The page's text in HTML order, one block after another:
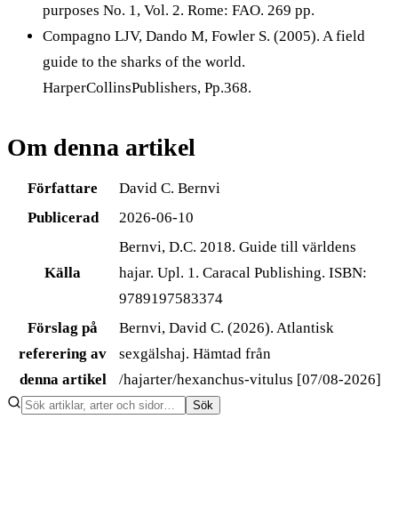
purposes No. 1, Vol. 2. Rome: FAO. 269 pp.
Compagno LJV, Dando M, Fowler S. (2005). A field
guide to the sharks of the world.
HarperCollinsPublishers, Pp.368.
Om denna artikel
Författare
David C. Bernvi
Publicerad
2026-06-10
Källa
Bernvi, D.C. 2018. Guide till världens
hajar. Upl. 1. Caracal Publishing. ISBN:
9789197583374
Förslag på
referering av
denna artikel
Bernvi, David C. (2026). Atlantisk
sexgälshaj. Hämtad från
/hajarter/hexanchus-vitulus [07/08-2026]
Sök